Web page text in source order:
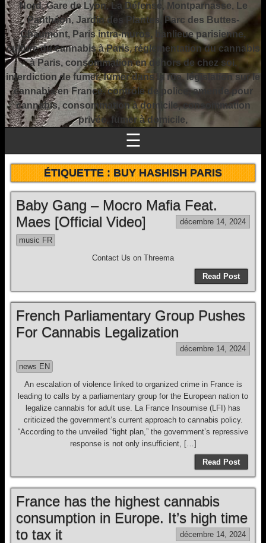
Nord, Gare de Lyon, La Défense, Montparnasse, Le
Panthéon, Jardin des Plantes, Parc des Buttes-
Chaumont, Paris intra-muros, banlieue parisienne,
culture du cannabis à Paris, réglementation du cannabis
à Paris, consommation en dehors de chez soi,
interdiction de fumer, fumer dans la rue, législation sur le
cannabis en France, contrôle de police, amende pour
cannabis, consommation à domicile, consommation
privée, fumer à domicile,
☰
ÉTIQUETTE :BUY HASHISH PARIS
Baby Gang – Mocro Mafia Feat.
Maes [Official Video]
décembre 14, 2024
music FR
Contact Us on Threema
Read Post
French Parliamentary Group Pushes
For Cannabis Legalization
décembre 14, 2024
news EN
An escalation of violence linked to organized crime in France is
leading to calls by a parliamentary group for the European nation to
legalize cannabis for adult use. La France Insoumise (LFI) has
criticized the government’s current approach to cannabis policy.
“According to the unveiled “fight plan,” the government’s repressive
response is not only insufficient, […]
Read Post
France has the highest cannabis
consumption in Europe. It’s high time
to tax it
décembre 14, 2024